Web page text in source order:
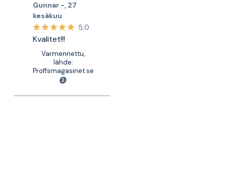
Gunnar -, 27
kesäkuu
5,0
Kvalitet!!!
Varmennettu,
lähde:
Proffsmagasinet.se